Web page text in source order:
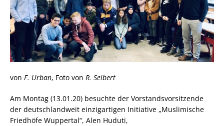
von F. Urban, Foto von R. Seibert
Am Montag (13.01.20) besuchte der Vorstandsvorsitzende
der deutschlandweit einzigartigen Initiative „Muslimische
Friedhöfe Wuppertal“, Alen Huduti,